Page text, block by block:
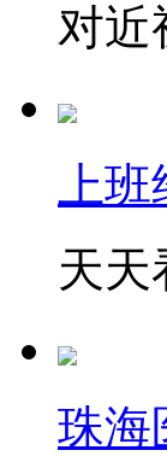
对近
上
天天
珠海